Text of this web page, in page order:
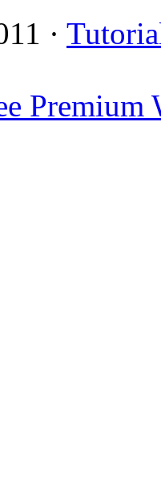
·
Premium